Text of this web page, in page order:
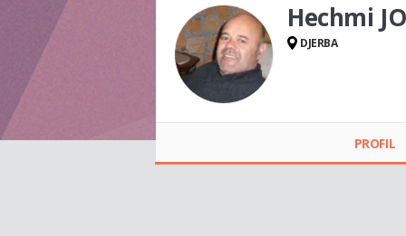
Hechmi
DJERBA
PROFIL